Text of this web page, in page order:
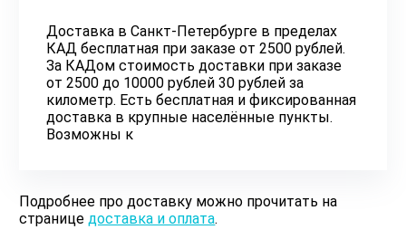
Доставка в Санкт-Петербурге в пределах
КАД бесплатная при заказе от 2500 рублей.
За КАДом стоимость доставки при заказе
от 2500 до 10000 рублей 30 рублей за
километр. Есть бесплатная и фиксированная
доставка в крупные населённые пункты.
Возможны к
Подробнее про доставку можно прочитать на
страницедоставка и оплата.